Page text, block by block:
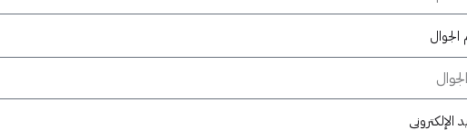
الجوال
الإلكتروني